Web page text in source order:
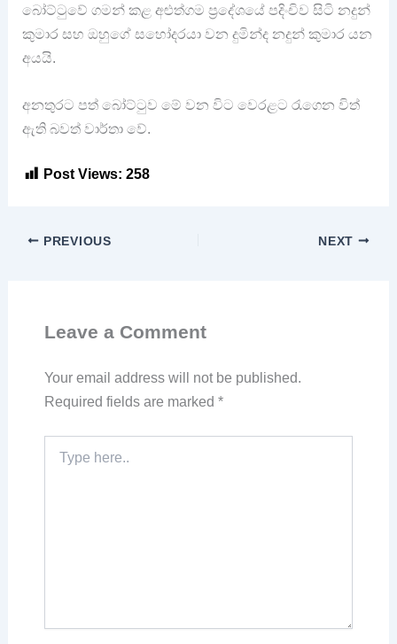
බෝට්ටුවේ ගමන් කළ අළුත්ගම ප්‍රදේශයේ පදිංචිව සිටි නදුන්
කුමාර සහ ඔහුගේ සහෝදරයා වන දුමින්ද නදුන් කුමාර යන
අයයි.
අනතුරට පත් බෝට්ටුව මේ වන විට වෙරළට රැගෙන විත්
ඇති බවත් වාර්තා වේ.
Post Views: 258
PREVIOUS NEXT
Leave a Comment
Your email address will not be published.
Required fields are marked *
here..